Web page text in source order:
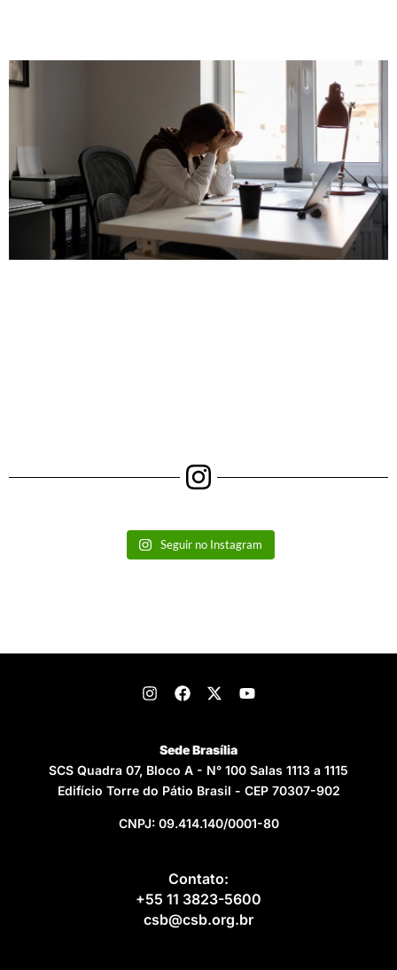
Seguir no Instagram
Sede Brasília
SCS Quadra 07, Bloco A - N° 100 Salas 1113 a 1115
Edifício Torre do Pátio Brasil - CEP 70307-902
CNPJ: 09.414.140/0001-80
Contato:
+55 11 3823-5600
csb@csb.org.br